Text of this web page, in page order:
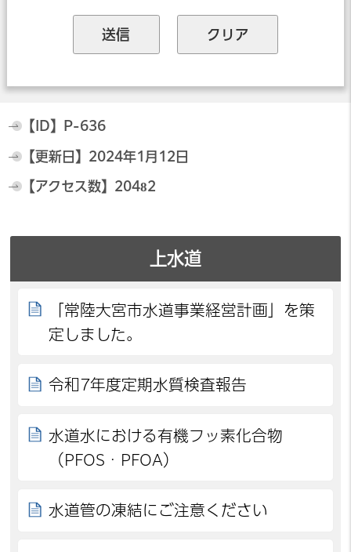
【ID】 P-636
【更新日】 2024年1月12日
【アクセス数】 20482
上水道
「常陸大宮市水道事業経営計画」を策
定しました。
令和7年度定期水質検査報告
水道水における有機フッ素化合物
（PFOS・PFOA）
水道管の凍結にご注意ください